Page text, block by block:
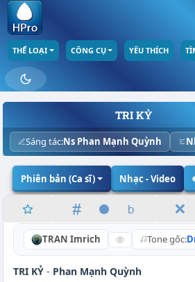
THỂ LOẠI CÔNG CỤ YÊU THÍCH
TRI KỶ
Sáng tác:Ns Phan Mạnh Quỳnh
Phiên bản (Ca sĩ) Nhạc - Video
TRAN Imrich Tone gốc:
TRI KỶ- Phan Mạnh Quỳnh